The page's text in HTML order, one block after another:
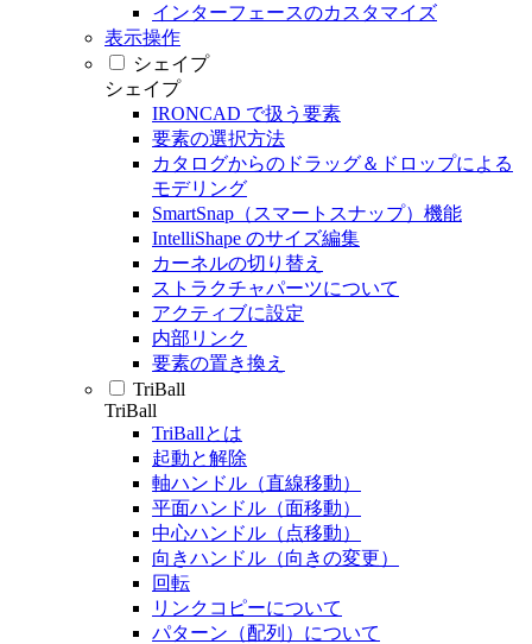
インターフェースのカスタマイズ
表示操作
シェイプ
シェイプ
IRONCAD で扱う要素
要素の選択方法
カタログからのドラッグ＆ドロップによる
モデリング
SmartSnap（スマートスナップ）機能
IntelliShape のサイズ編集
カーネルの切り替え
ストラクチャパーツについて
アクティブに設定
内部リンク
要素の置き換え
TriBall
TriBall
TriBallとは
起動と解除
軸ハンドル（直線移動）
平面ハンドル（面移動）
中心ハンドル（点移動）
向きハンドル（向きの変更）
回転
リンクコピーについて
パターン（配列）について